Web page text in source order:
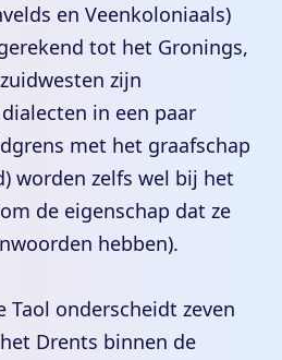
en Veenkoloniaals)
tot het Gronings,
zijn
in een paar
met het graafschap
worden zelfs wel bij het
de eigenschap dat ze
hebben).
Taol onderscheidt zeven
Drents binnen de